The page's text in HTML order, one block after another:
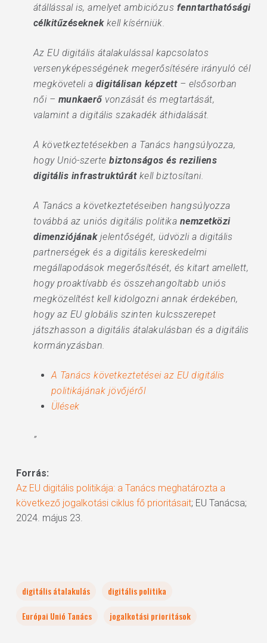
átállással is, amelyet ambiciózus fenntarthatósági
célkitűzéseknekkell kísérniük.
Az EU digitális átalakulással kapcsolatos
versenyképességének megerősítésére irányuló cél
megköveteli a digitálisan képzett – elsősorban
női – munkaerővonzását és megtartását,
valamint a digitális szakadék áthidalását.
A következtetésekben a Tanács hangsúlyozza,
hogy Unió-szertebiztonságos és reziliens
digitális infrastruktúrátkell biztosítani.
A Tanács a következtetéseiben hangsúlyozza
továbbá az uniós digitális politika nemzetközi
dimenziójánakjelentőségét, üdvözli a digitális
partnerségek és a digitális kereskedelmi
megállapodások megerősítését, és kitart amellett,
hogy proaktívabb és összehangoltabb uniós
megközelítést kell kidolgozni annak érdekében,
hogy az EU globális szinten kulcsszerepet
játszhasson a digitális átalakulásban és a digitális
kormányzásban.
A Tanács következtetései az EU digitális
politikájának jövőjéről
Ülések
”
Forrás:
Az EU digitális politikája: a Tanács meghatározta a
következő jogalkotási ciklus fő prioritásait; EU Tanácsa;
2024. május 23.
digitális átalakulás
digitális politika
Európai Unió Tanács
jogalkotási prioritások